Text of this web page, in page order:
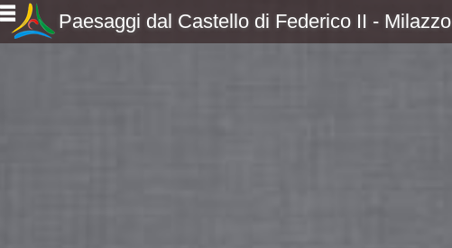
Paesaggi dal Castello di Federico II - Milazzo